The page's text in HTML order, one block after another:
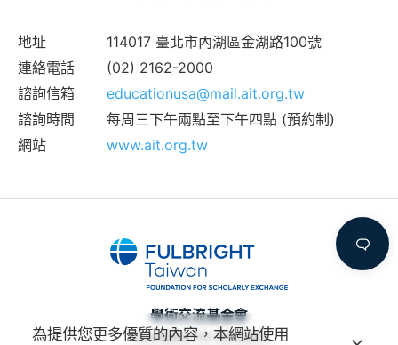
地址
114017 臺北市內湖區金湖路100號
連絡電話
(02) 2162-2000
諮詢信箱
educationusa@mail.ait.org.tw
諮詢時間
每周三下午兩點至下午四點 (預約制)
網站
www.ait.org.tw
學術交流基金會
Foundation for Scholarly
為提供您更多優質的內容，本網站使用